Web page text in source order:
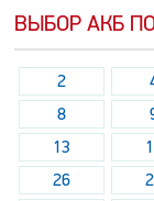
ВЫБОР АКБ
2
8
13
26